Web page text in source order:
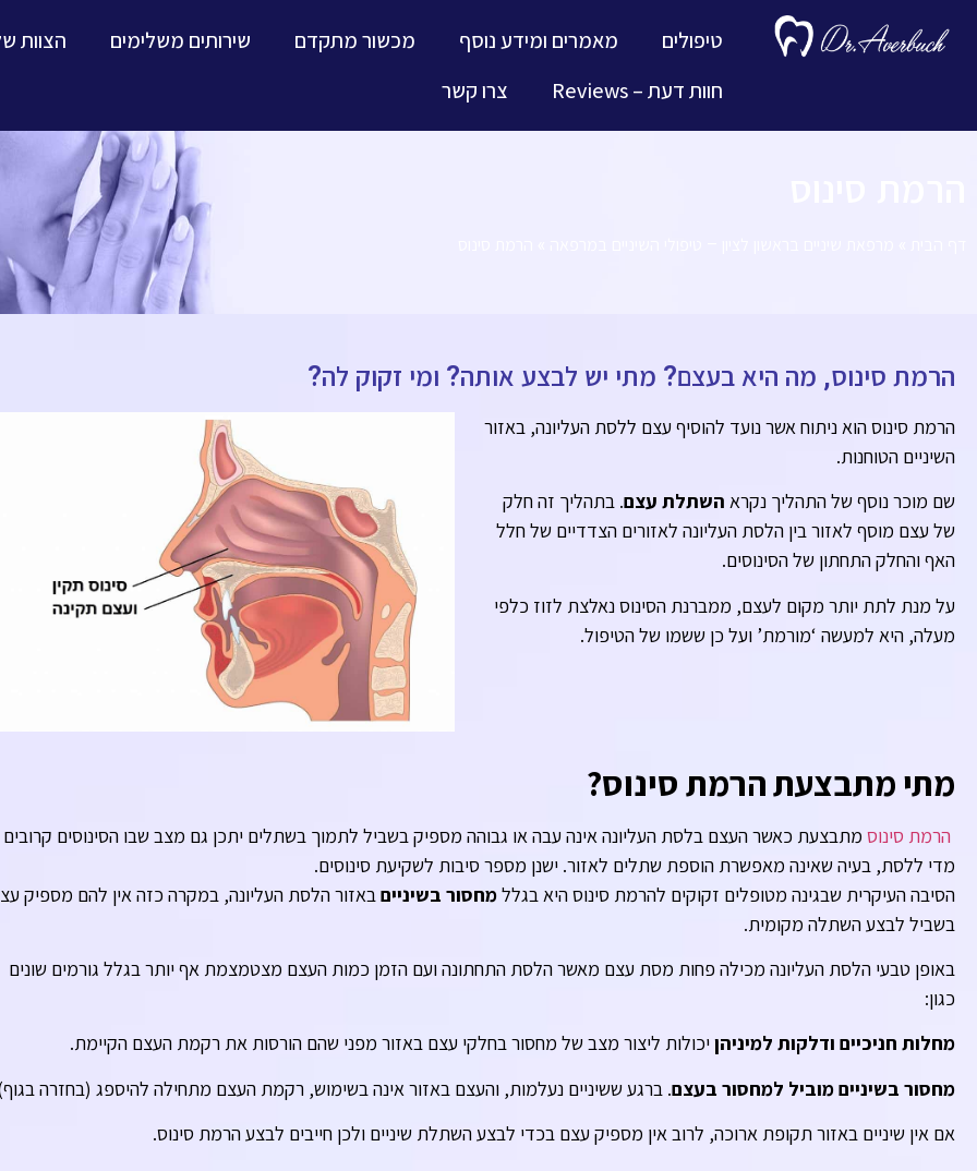
טיפולים מאמרים ומידע נוסף מכשור מתקדם שירותים משלימים
הצוות
חוות דעת – Reviews
צרו קשר
הרמת סינוס, מה היא בעצם? מתי יש לבצע אותה? ומי זקוק לה?
הרמת סינוס הוא ניתוח אשר נועד להוסיף עצם ללסת העליונה, באזור
השיניים הטוחנות.
שם מוכר נוסף של התהליך נקרא השתלת עצם. בתהליך זה חלק
של עצם מוסף לאזור בין הלסת העליונה לאזורים הצדדיים של חלל
האף והחלק התחתון של הסינוסים.
על מנת לתת יותר מקום לעצם, ממברנת הסינוס נאלצת לזוז כלפי
מעלה, היא למעשה ‘מורמת’ ועל כן ששמו של הטיפול.
מתי מתבצעת הרמת סינוס?
הרמת סינוס מתבצעת כאשר העצם בלסת העליונה אינה עבה או גבוהה מספיק בשביל לתמוך בשתלים יתכן גם מצב שבו הסינוסים קרובים
מדי ללסת, בעיה שאינה מאפשרת הוספת שתלים לאזור. ישנן מספר סיבות לשקיעת סינוסים.
הסיבה העיקרית שבגינה מטופלים זקוקים להרמת סינוס היא בגללמחסור בשינייםבאזור הלסת העליונה, במקרה כזה אין להם מספיק
בשביל לבצע השתלה מקומית.
באופן טבעי הלסת העליונה מכילה פחות מסת עצם מאשר הלסת התחתונה ועם הזמן כמות העצם מצטמצמת אף יותר בגלל גורמים שונים
כגון:
מחלות חניכיים ודלקות למיניהןיכולות ליצור מצב של מחסור בחלקי עצם באזור מפני שהם הורסות את רקמת העצם הקיימת.
מחסור בשיניים מוביל למחסור בעצם. ברגע ששיניים נעלמות, והעצם באזור אינה בשימוש, רקמת העצם מתחילה להיספג (בחזרה
אם אין שיניים באזור תקופת ארוכה, לרוב אין מספיק עצם בכדי לבצע השתלת שיניים ולכן חייבים לבצע הרמת סינוס.